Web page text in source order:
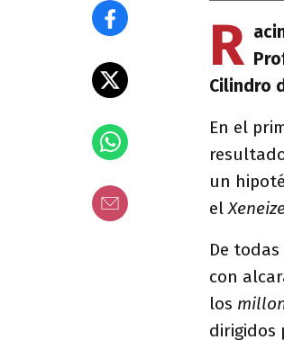
R
Cilindro
En el
un
el
De
con
los
dirigidos